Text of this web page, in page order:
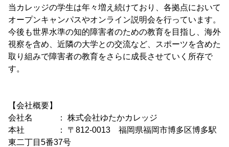
当カレッジの学生は年々増え続けており、各拠点において
オープンキャンパスやオンライン説明会を行っています。
今後も世界水準の知的障害者のための教育を目指し、海外
視察を含め、近隣の大学との交流など、スポーツを含めた
取り組みで障害者の教育をさらに成長させていく所存で
す。
【会社概要】
会社名 ： 株式会社ゆたかカレッジ
本社 ： 〒812-0013 福岡県福岡市博多区博多駅
東二丁目5番37号